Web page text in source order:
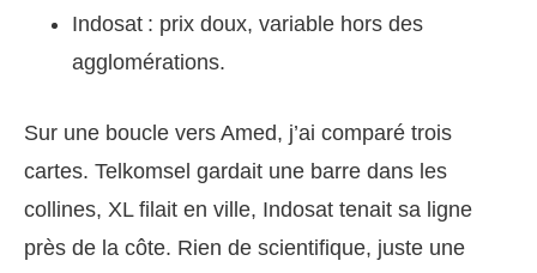
Indosat : prix doux, variable hors des
agglomérations.
Sur une boucle vers Amed, j’ai comparé trois
cartes. Telkomsel gardait une barre dans les
collines, XL filait en ville, Indosat tenait sa ligne
près de la côte. Rien de scientifique, juste une